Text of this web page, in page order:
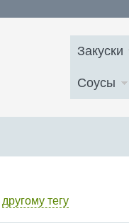
Закуски
Соусы
другому тегу